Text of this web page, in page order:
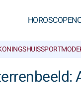
HOROSCOPEN
SPORTMODE